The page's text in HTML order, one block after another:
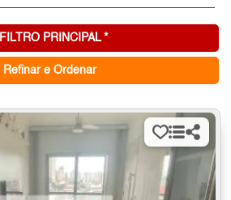
PRINCIPAL *
Refinar e Ordenar